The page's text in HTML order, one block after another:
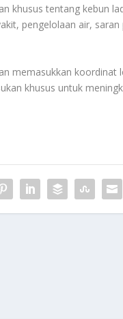
khusus tentang kebun
pengelolaan air,
memasukkan koordinat
khusus untuk